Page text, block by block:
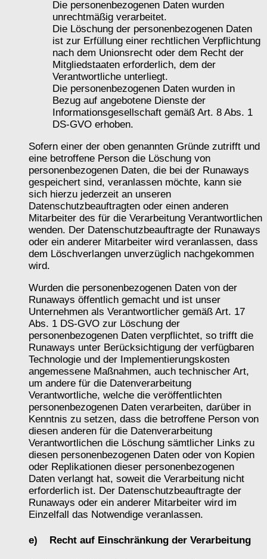
Die personenbezogenen Daten wurden
unrechtmäßig verarbeitet.
Die Löschung der personenbezogenen Daten
ist zur Erfüllung einer rechtlichen Verpflichtung
nach dem Unionsrecht oder dem Recht der
Mitgliedstaaten erforderlich, dem der
Verantwortliche unterliegt.
Die personenbezogenen Daten wurden in
Bezug auf angebotene Dienste der
Informationsgesellschaft gemäß Art. 8 Abs. 1
DS-GVO erhoben.
Sofern einer der oben genannten Gründe zutrifft und
eine betroffene Person die Löschung von
personenbezogenen Daten, die bei der Runaways
gespeichert sind, veranlassen möchte, kann sie
sich hierzu jederzeit an unseren
Datenschutzbeauftragten oder einen anderen
Mitarbeiter des für die Verarbeitung Verantwortlichen
wenden. Der Datenschutzbeauftragte der Runaways
oder ein anderer Mitarbeiter wird veranlassen, dass
dem Löschverlangen unverzüglich nachgekommen
wird.
Wurden die personenbezogenen Daten von der
Runaways öffentlich gemacht und ist unser
Unternehmen als Verantwortlicher gemäß Art. 17
Abs. 1 DS-GVO zur Löschung der
personenbezogenen Daten verpflichtet, so trifft die
Runaways unter Berücksichtigung der verfügbaren
Technologie und der Implementierungskosten
angemessene Maßnahmen, auch technischer Art,
um andere für die Datenverarbeitung
Verantwortliche, welche die veröffentlichten
personenbezogenen Daten verarbeiten, darüber in
Kenntnis zu setzen, dass die betroffene Person von
diesen anderen für die Datenverarbeitung
Verantwortlichen die Löschung sämtlicher Links zu
diesen personenbezogenen Daten oder von Kopien
oder Replikationen dieser personenbezogenen
Daten verlangt hat, soweit die Verarbeitung nicht
erforderlich ist. Der Datenschutzbeauftragte der
Runaways oder ein anderer Mitarbeiter wird im
Einzelfall das Notwendige veranlassen.
e) Recht auf Einschränkung der Verarbeitung